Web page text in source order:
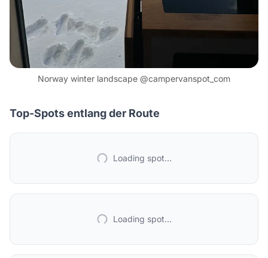
Norway winter landscape @campervanspot_com
Top-Spots entlang der Route
Loading spot...
Loading spot...